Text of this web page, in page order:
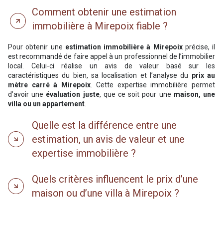
Comment obtenir une estimation
immobilière à Mirepoix fiable ?
Pour obtenir une estimation immobilière à Mirepoixprécise, il
est recommandé de faire appel à un professionnel de l’immobilier
local. Celui-ci réalise un avis de valeur basé sur les
caractéristiques du bien, sa localisation et l’analyse du prix au
mètre carré à Mirepoix . Cette expertise immobilière permet
d’avoir une évaluation juste, que ce soit pour une maison, une
villa ou un appartement
Quelle est la différence entre une
estimation, un avis de valeur et une
expertise immobilière ?
Quels critères influencent le prix d’une
maison ou d’une villa à Mirepoix ?